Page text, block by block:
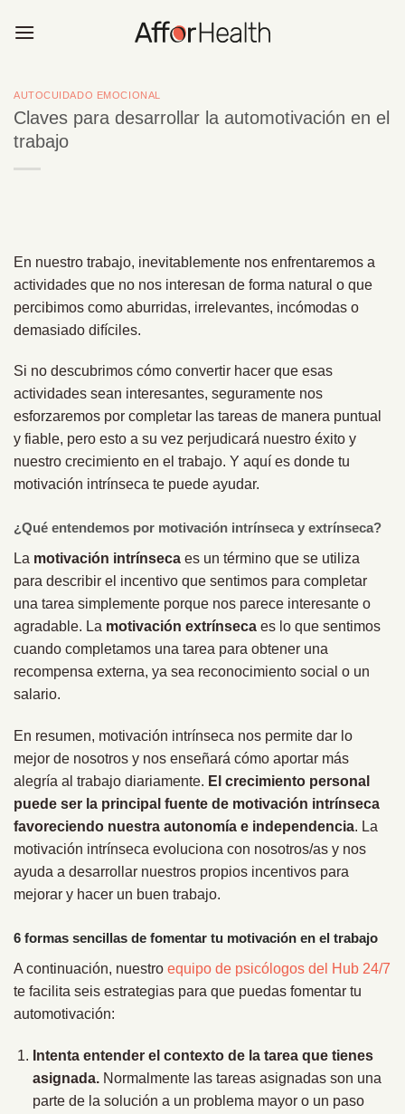
AUTOCUIDADO EMOCIONAL
Claves para desarrollar la automotivación en el
trabajo
En nuestro trabajo, inevitablemente nos enfrentaremos a
actividades que no nos interesan de forma natural o que
percibimos como aburridas, irrelevantes, incómodas o
demasiado difíciles.
Si no descubrimos cómo convertir hacer que esas
actividades sean interesantes, seguramente nos
esforzaremos por completar las tareas de manera puntual
y fiable, pero esto a su vez perjudicará nuestro éxito y
nuestro crecimiento en el trabajo. Y aquí es donde tu
motivación intrínseca te puede ayudar.
¿Qué entendemos por motivación intrínseca y extrínseca?
La motivación intrínseca es un término que se utiliza
para describir el incentivo que sentimos para completar
una tarea simplemente porque nos parece interesante o
agradable. La motivación extrínseca es lo que sentimos
cuando completamos una tarea para obtener una
recompensa externa, ya sea reconocimiento social o un
salario.
En resumen, motivación intrínseca nos permite dar lo
mejor de nosotros y nos enseñará cómo aportar más
alegría al trabajo diariamente. El crecimiento personal
puede ser la principal fuente de motivación intrínseca
favoreciendo nuestra autonomía e independencia. La
motivación intrínseca evoluciona con nosotros/as y nos
ayuda a desarrollar nuestros propios incentivos para
mejorar y hacer un buen trabajo.
6 formas sencillas de fomentar tu motivación en el trabajo
A continuación, nuestro equipo de psicólogos del Hub 24/7
te facilita seis estrategias para que puedas fomentar tu
automotivación:
Intenta entender el contexto de la tarea que tienes
asignada. Normalmente las tareas asignadas son una
parte de la solución a un problema mayor o un paso